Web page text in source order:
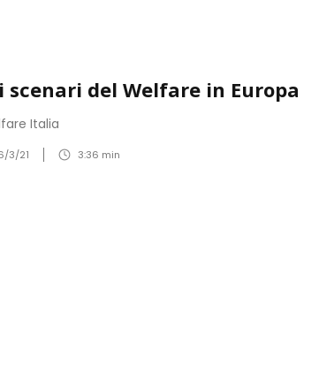
scenari del Welfare in Europa
Italia
3/21 3:36 min